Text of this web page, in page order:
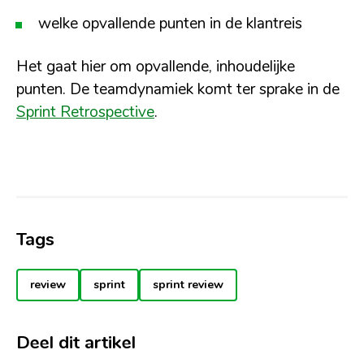
welke opvallende punten in de klantreis
Het gaat hier om opvallende, inhoudelijke
punten. De teamdynamiek komt ter sprake in de
Sprint Retrospective.
Tags
review sprint sprint review
Deel dit artikel